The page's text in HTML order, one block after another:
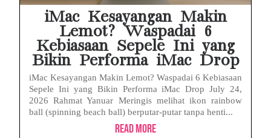
iMac Kesayangan Makin
Lemot? Waspadai 6
Kebiasaan Sepele Ini yang
Bikin Performa iMac Drop
iMac Kesayangan Makin Lemot? Waspadai 6 Kebiasaan
Sepele Ini yang Bikin Performa iMac Drop July 24,
2026 Rahmat Yanuar Meringis melihat ikon rainbow
ball (spinning beach ball) berputar-putar tanpa henti...
Read More